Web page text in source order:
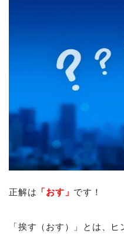
正解は 「おす」 です！
「挨す（おす）」とは、